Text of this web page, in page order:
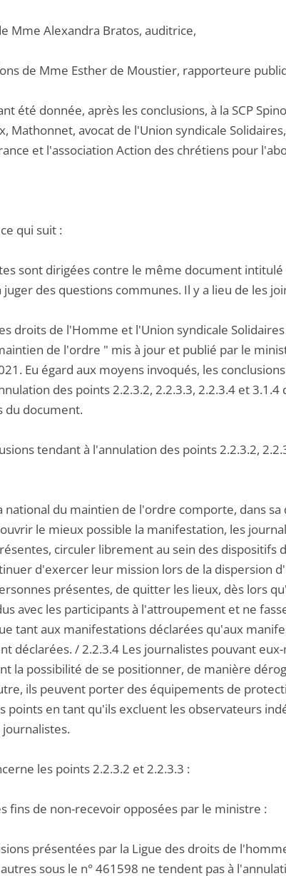
Mme Alexandra Bratos, auditrice,
de Mme Esther de Moustier, rapporteure
été donnée, après les conclusions, à la SCP
Mathonnet, avocat de l'Union syndicale
et l'association Action des chrétiens pour
qui suit :
sont dirigées contre le même document
des questions communes. Il y a lieu de les
droits de l'Homme et l'Union syndicale
de l'ordre " mis à jour et publié par le
Eu égard aux moyens invoqués, les
des points 2.2.3.2, 2.2.3.3, 2.2.3.4 et
du document.
tendant à l'annulation des points 2.2.3.2,
national du maintien de l'ordre comporte, dans
le mieux possible la manifestation, les
circuler librement au sein des dispositifs
d'exercer leur mission lors de la dispersion
présentes, de quitter les lieux, dès lors
avec les participants à l'attroupement et ne
tant aux manifestations déclarées qu'aux
déclarées. / 2.2.3.4 Les journalistes pouvant
la possibilité de se positionner, de manière
ils peuvent porter des équipements de
points en tant qu'ils excluent les observateurs
les points 2.2.3.2 et 2.2.3.3 :
fins de non-recevoir opposées par le ministre :
présentées par la Ligue des droits de
sous le n° 461598 ne tendent pas à